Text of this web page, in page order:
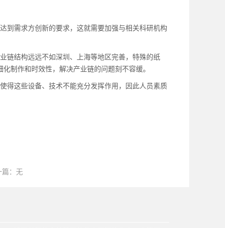
需求方创新的要求，这就需要加强与相关科研机构
结构远远不如深圳、上海等地区完善，特殊的纸
制作和时效性，解决产业链的问题刻不容缓。
这些设备、技术不能充分发挥作用，因此人员素质
篇：无